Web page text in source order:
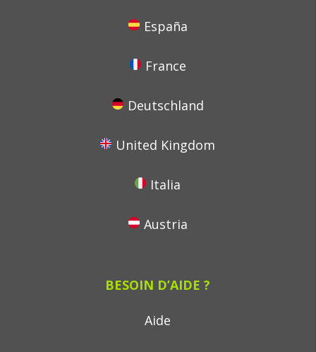
España
France
Deutschland
United Kingdom
Italia
Austria
BESOIN D’AIDE ?
Aide